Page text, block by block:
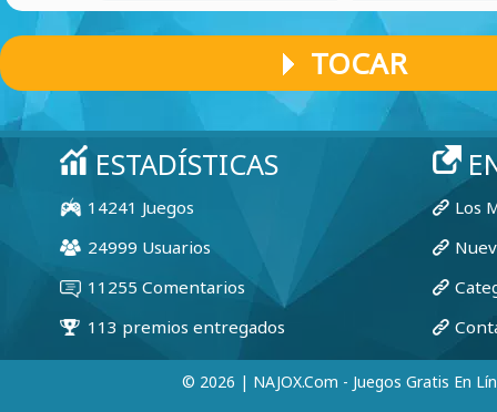
TOCAR
© 2026 | NAJOX.com - Juegos Gratis En